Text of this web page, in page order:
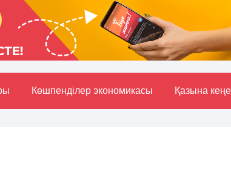
Көшпенділер экономикасы Қазына